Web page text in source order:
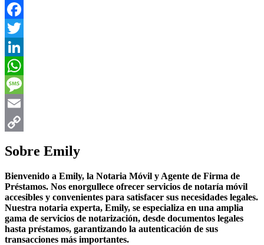
Sobre Emily
Bienvenido a Emily, la Notaria Móvil y Agente de Firma de
Préstamos. Nos enorgullece ofrecer servicios de notaría móvil
accesibles y convenientes para satisfacer sus necesidades legales.
Nuestra notaria experta, Emily, se especializa en una amplia
gama de servicios de notarización, desde documentos legales
hasta préstamos, garantizando la autenticación de sus
transacciones más importantes.